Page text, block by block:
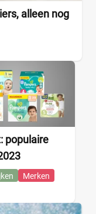
alleen nog
populaire
Merken